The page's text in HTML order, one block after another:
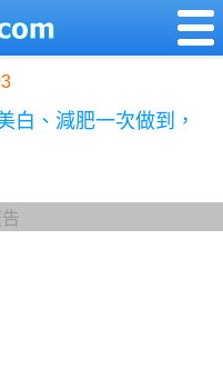
白、減肥一次做到，